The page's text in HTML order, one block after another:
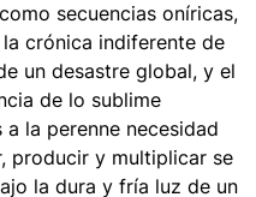
secuencias oníricas,
crónica indiferente de
un desastre global, y el
de lo sublime
la perenne necesidad
producir y multiplicar se
la dura y fría luz de un